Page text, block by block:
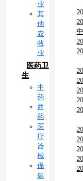
业
其
他
农
牧
业
医药卫
生
中
药
西
药
医
疗
器
械
保
健